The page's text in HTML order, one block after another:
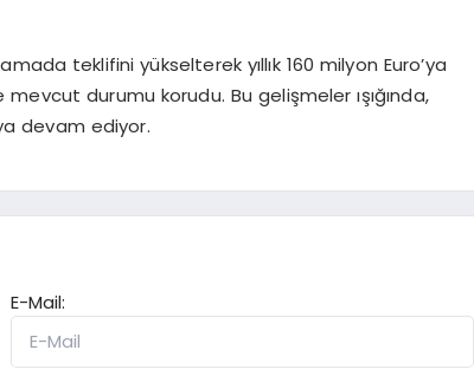
teklifini yükselterek yıllık 160 milyon Euro’ya
mevcut durumu korudu. Bu gelişmeler ışığında,
devam ediyor.
E-Mail: